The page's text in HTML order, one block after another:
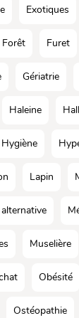
Exotiques
Forêt Furet
Gériatrie
Haleine
Hygiène
Lapin
Muselière
Obésité
Ostéopathie